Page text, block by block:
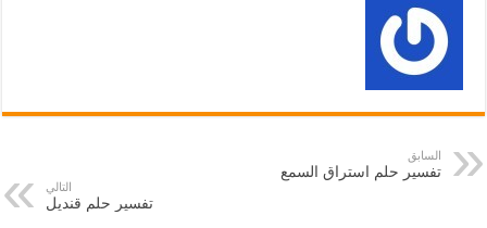
السابق
تفسير حلم استراق السمع
التالي
تفسير حلم قنديل